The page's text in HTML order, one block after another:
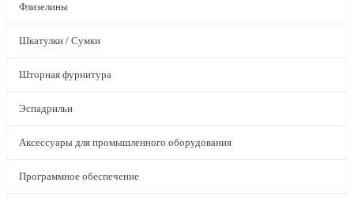
Флизелины
Шкатулки / Сумки
Шторная фурнитура
Эспадрильи
Аксессуары для промышленного оборудования
Программное обеспечение